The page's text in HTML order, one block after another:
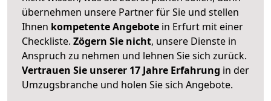
übernehmen unsere Partner für Sie und stellen
Ihnen kompetente Angebote in Erfurt mit einer
Checkliste. Zögern Sie nicht, unsere Dienste in
Anspruch zu nehmen und lehnen Sie sich zurück.
Vertrauen Sie unserer 17 Jahre Erfahrung in der
Umzugsbranche und holen Sie sich Angebote.